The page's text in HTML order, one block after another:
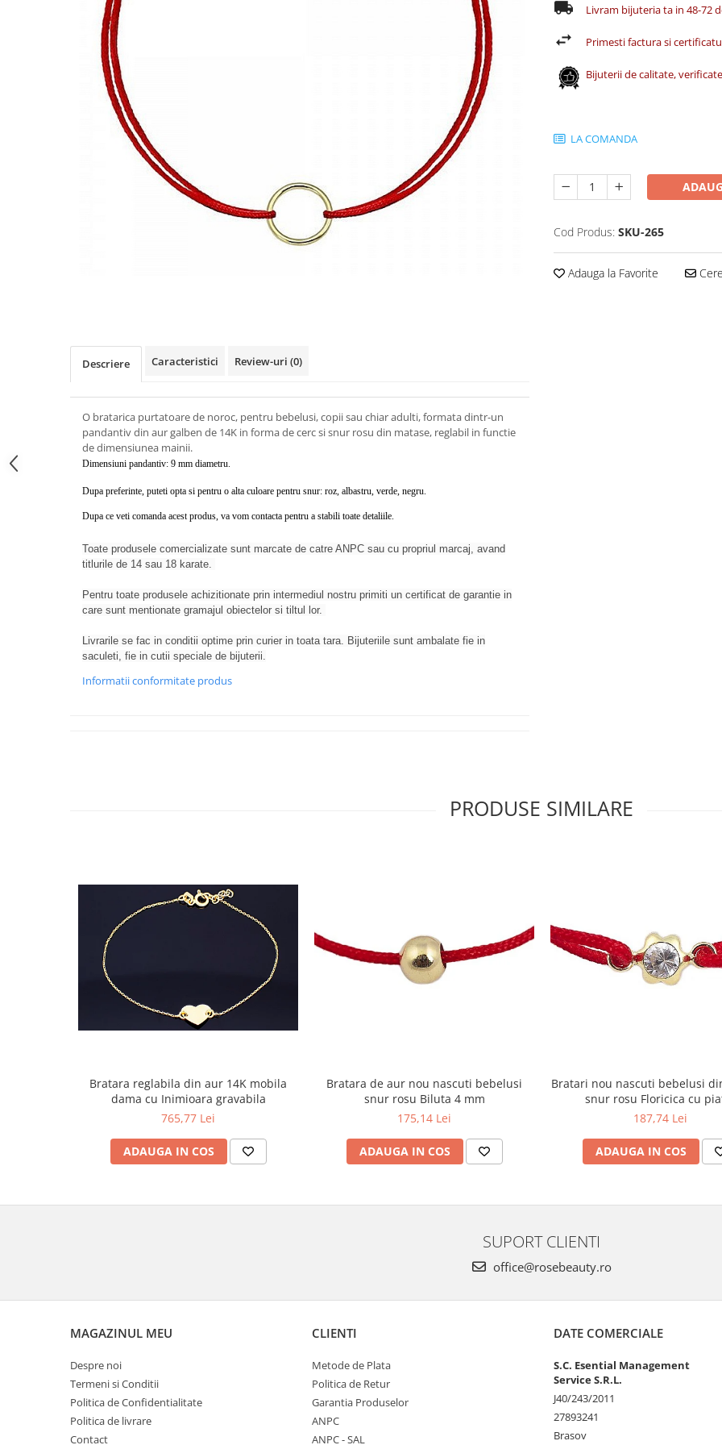
Cercei din aur dama
Cercei de aur lungi cu lant
Cercei din aur tortite
Cercei din aur alb
Cercei aur cu surub
Livram bijuteria ta in 48-72
Primesti factura si
Bijuterii de calitate,
LA COMANDA
Cod Produs: SKU-265
Adauga la Favorite
Descriere Caracteristici Review-uri (0)
O bratarica purtatoare de noroc, pentru bebelusi, copii sau chiar adulti, formata dintr-un
pandantiv din aur galben de 14K in forma de cerc si snur rosu din matase, reglabil in functie
de dimensiunea mainii.
Dimensiuni pandantiv: 9 mm diametru.
Dupa preferinte, puteti opta si pentru o alta culoare pentru snur: roz, albastru, verde, negru.
Dupa ce veti comanda acest produs, va vom contacta pentru a stabili toate detaliile.
Toate produsele comercializate sunt marcate de catre ANPC sau cu propriul marcaj, avand
titlurile de 14 sau 18 karate.
Pentru toate produsele achizitionate prin intermediul nostru primiti un certificat de garantie in
care sunt mentionate gramajul obiectelor si tiltul lor.
Livrarile se fac in conditii optime prin curier in toata tara. Bijuteriile sunt ambalate fie in
saculeti, fie in cutii speciale de bijuterii.
Informatii conformitate produs
PRODUSE SIMILARE
Bratara reglabila din aur 14K mobila
dama cu Inimioara gravabila
765,77 Lei
ADAUGA IN COS
Bratara de aur nou nascuti bebelusi
snur rosu Biluta 4 mm
175,14 Lei
ADAUGA IN COS
Bratari nou nascuti bebelusi
snur rosu Floricica cu
187,74 Lei
ADAUGA IN COS
SUPORT CLIENTI
office@rosebeauty.ro
MAGAZINUL MEU
Despre noi
Termeni si Conditii
Politica de Confidentialitate
Politica de livrare
Contact
CLIENTI
Metode de Plata
Politica de Retur
Garantia Produselor
ANPC
ANPC - SAL
DATE COMERCIALE
S.C. Esential Management
Service S.R.L.
J40/243/2011
27893241
Brasov